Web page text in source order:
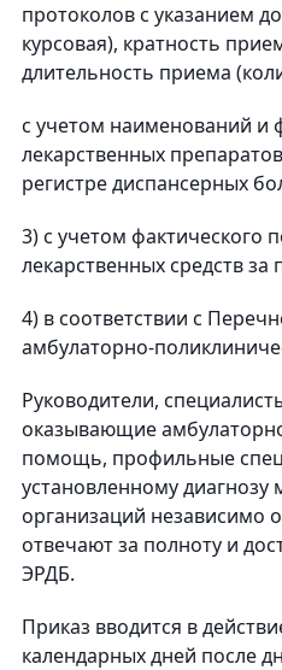
протоколов с указанием
курсовая), кратность
длительность приема
с учетом наименований и
лекарственных
регистре диспансерных
3) с учетом фактического
лекарственных средств
4) в соответствии с
амбулаторно-
Руководители,
оказывающие
помощь, профильные
установленному диагнозу
организаций независимо
отвечают за полноту и
ЭРДБ.
Приказ вводится в
календарных дней после